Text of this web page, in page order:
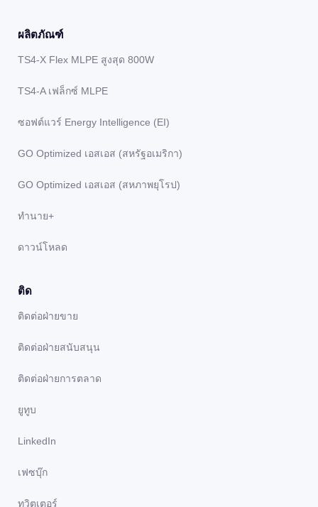
ผลิตภัณฑ์
TS4-X Flex MLPE สูงสุด 800W
TS4-A เฟล็กซ์ MLPE
ซอฟต์แวร์ Energy Intelligence (EI)
GO Optimized เอสเอส (สหรัฐอเมริกา)
GO Optimized เอสเอส (สหภาพยุโรป)
ทํานาย+
ดาวน์โหลด
ติด
ติดต่อฝ่ายขาย
ติดต่อฝ่ายสนับสนุน
ติดต่อฝ่ายการตลาด
ยูทูบ
LinkedIn
เฟซบุ๊ก
ทวิตเตอร์